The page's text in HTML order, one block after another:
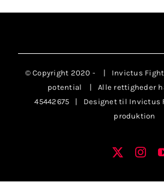
Om Invictus Fightwear
© Copyright 2020 -
| Invictus
potential
| Alle rettigheder
45442675 | Designet til Invictus
produktion
Facebook
X